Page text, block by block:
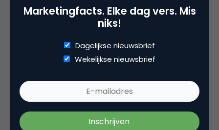
Marketingfacts. Elke dag vers. Mis
niks!
Dagelijkse nieuwsbrief
Wekelijkse nieuwsbrief